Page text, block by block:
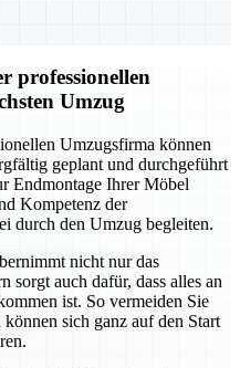
professionellen
Umzug
Umzugsfirma können
geplant und durchgeführt
Endmontage Ihrer Möbel
Kompetenz der
durch den Umzug begleiten.
nicht nur das
sorgt auch dafür, dass alles an
ist. So vermeiden Sie
sich ganz auf den Start